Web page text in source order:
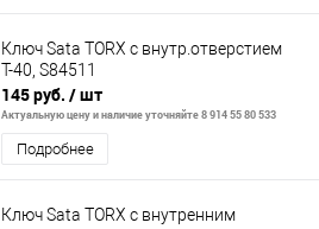
Ключ Sata TORX с внутр.отверстием
Т-40, S84511
145 руб. / шт
Актуальную цену и наличие уточняйте 8 914 55 80 533
Подробнее
Ключ Sata TORX с внутренним